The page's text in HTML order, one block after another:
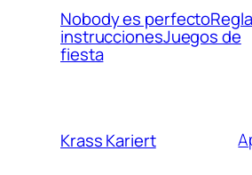
Nobody es
instruccionesJuegos de
fiesta
Krass Kariert